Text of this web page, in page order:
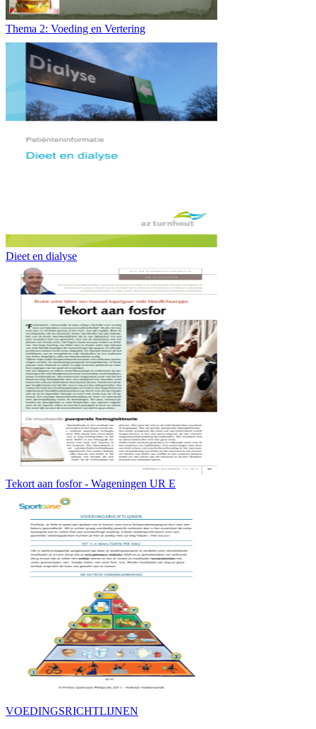
Thema 2: Voeding en Vertering
Dieet en dialyse
Tekort aan fosfor - Wageningen UR E
VOEDINGSRICHTLIJNEN